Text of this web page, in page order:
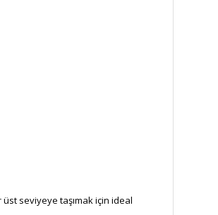
seviyeye taşımak için ideal